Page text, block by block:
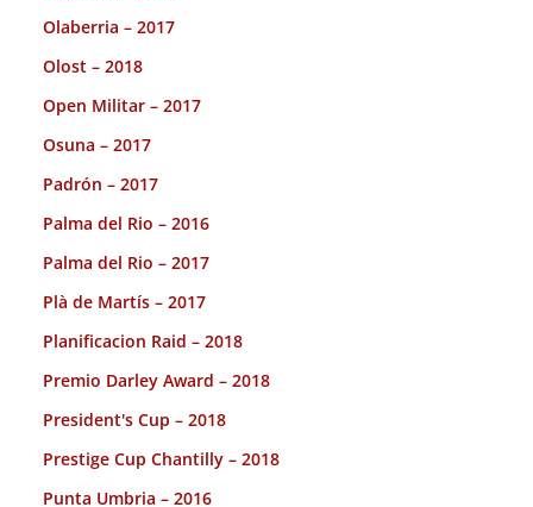
Olaberria – 2017
Olost – 2018
Open Militar – 2017
Osuna – 2017
Padrón – 2017
Palma del Rio – 2016
Palma del Rio – 2017
Plà de Martís – 2017
Planificacion Raid – 2018
Premio Darley Award – 2018
President's Cup – 2018
Prestige Cup Chantilly – 2018
Punta Umbria – 2016